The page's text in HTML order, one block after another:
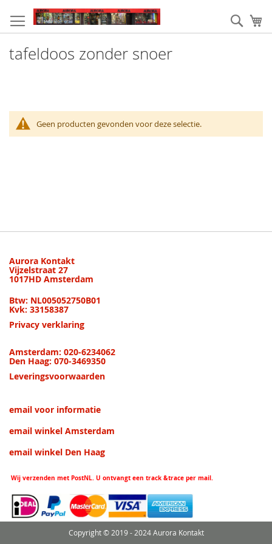
naar
de
Zoek
tafeldoos zonder snoer
Geen producten gevonden voor deze selectie.
Aurora Kontakt
Vijzelstraat 27
1017HD Amsterdam
Btw: NL005052750B01
Kvk: 33158387
Privacy verklaring
Amsterdam: 020-6234062
Den Haag: 070-3469350
Leveringsvoorwaarden
email voor informatie
email winkel Amsterdam
email winkel Den Haag
Wij verzenden met PostNL. U ontvangt een track &trace per mail.
Copyright © 2019 - 2024 Aurora Kontakt